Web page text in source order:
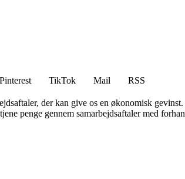
Pinterest TikTok Mail
RSS
der kan give os en økonomisk gevinst.
penge gennem samarbejdsaftaler med